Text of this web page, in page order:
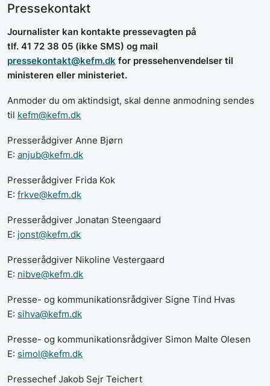
Pressekontakt
Journalister kan kontakte pressevagten på
tlf. 41 72 38 05 (ikke SMS) og mail
pressekontakt@kefm.dk for pressehenvendelser til
ministeren eller ministeriet.
Anmoder du om aktindsigt, skal denne anmodning sendes
til kefm@kefm.dk
Presserådgiver Anne Bjørn
E: anjub@kefm.dk
Presserådgiver Frida Kok
E: frkve@kefm.dk
Presserådgiver Jonatan Steengaard
E: jonst@kefm.dk
Presserådgiver Nikoline Vestergaard
E: nibve@kefm.dk
Presse- og kommunikationsrådgiver Signe Tind Hvas
E: sihva@kefm.dk
Presse- og kommunikationsrådgiver Simon Malte Olesen
E: simol@kefm.dk
Pressechef Jakob Sejr Teichert